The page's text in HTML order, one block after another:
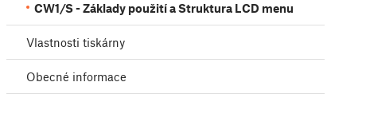
CW1/S - Základy použití a Struktura LCD menu
Vlastnosti tiskárny
Obecné informace